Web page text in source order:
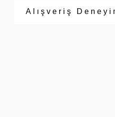
Alışveriş